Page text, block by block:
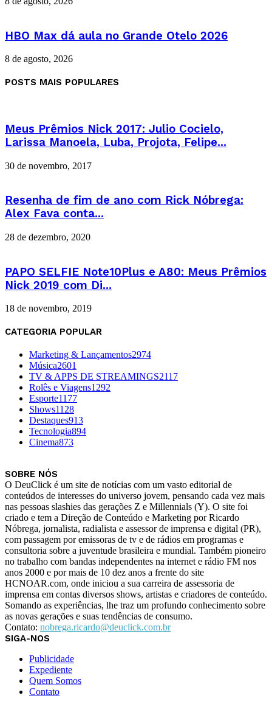
HBO Max dá aula no Grande Otelo 2026
8 de agosto, 2026
POSTS MAIS POPULARES
Meus Prêmios Nick 2017: Julio Cocielo,
Larissa Manoela, Luba, Projota, Felipe...
30 de novembro, 2017
Resenha de fim de ano com Rick Nóbrega:
Alex Fava conta...
28 de dezembro, 2020
PAPO SELFIE Note10Plus e A80: Meus Prêmios
Nick 2019 com Di...
18 de novembro, 2019
CATEGORIA POPULAR
Marketing & Lançamentos2974
Música2601
TV & APPS DE STREAMINGS2117
Rolês e Viagens1292
Esporte1177
Shows1128
Destaques913
Tecnologia894
Cinema873
SOBRE NÓS
O DeuClick é um site de notícias com um vasto editorial de
conteúdos de interesses do universo jovem, pensando cada vez mais
nas pessoas slashies das gerações Z e Millennials (Y). O site foi
criado e tem a Direção de Conteúdo e Marketing por Ricardo
Nóbrega, jornalista, radialista e assessor de imprensa e digital (PR),
com passagem por emissoras de tv e de rádios em programas e
consultoria sobre a juventude brasileira e mundial. Também pioneiro
no trabalho com bandas independentes na internet e rádio FM nos
anos 2000 e por mais de 10 dez anos a frente do site
HCNOAR.com, onde iniciou a sua carreira de assessoria de
imprensa em contas diversos shows, artistas e criadores de conteúdo.
Somando as experiências, lhe traz um profundo conhecimento sobre
as novas gerações e suas tendências de consumo.
Contato: nobrega.ricardo@deuclick.com.br
SIGA-NOS
Publicidade
Expediente
Quem Somos
Contato